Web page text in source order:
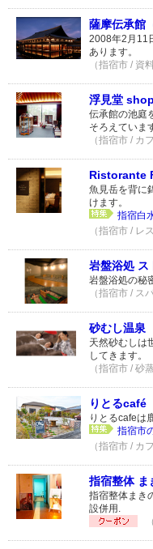
薩摩伝承館
2008年2月11
あります。
（指宿市 / 資
浮見堂
伝承館の池庭
そろえていま
（指宿市 / カ
Ristorante
魚見岳を背に
けます。
指宿白
（指宿市 / レ
岩盤浴処 ス
岩盤浴処の秘
（指宿市 / ス
砂むし温泉
天然砂むしは
してきます。
（指宿市 / 砂
りとるcafé
りとるcafeは
指宿市
（指宿市 / カ
指宿整体 ま
指宿整体まき
設併用.